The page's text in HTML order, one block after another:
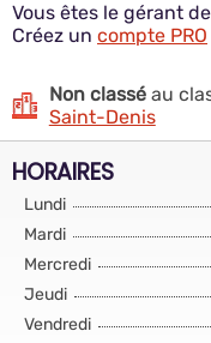
Vous êtes le gérant
Créez un compte PRO
Non classéau
Saint-Denis
HORAIRES
Lundi
Mardi
Mercredi
Jeudi
Vendredi